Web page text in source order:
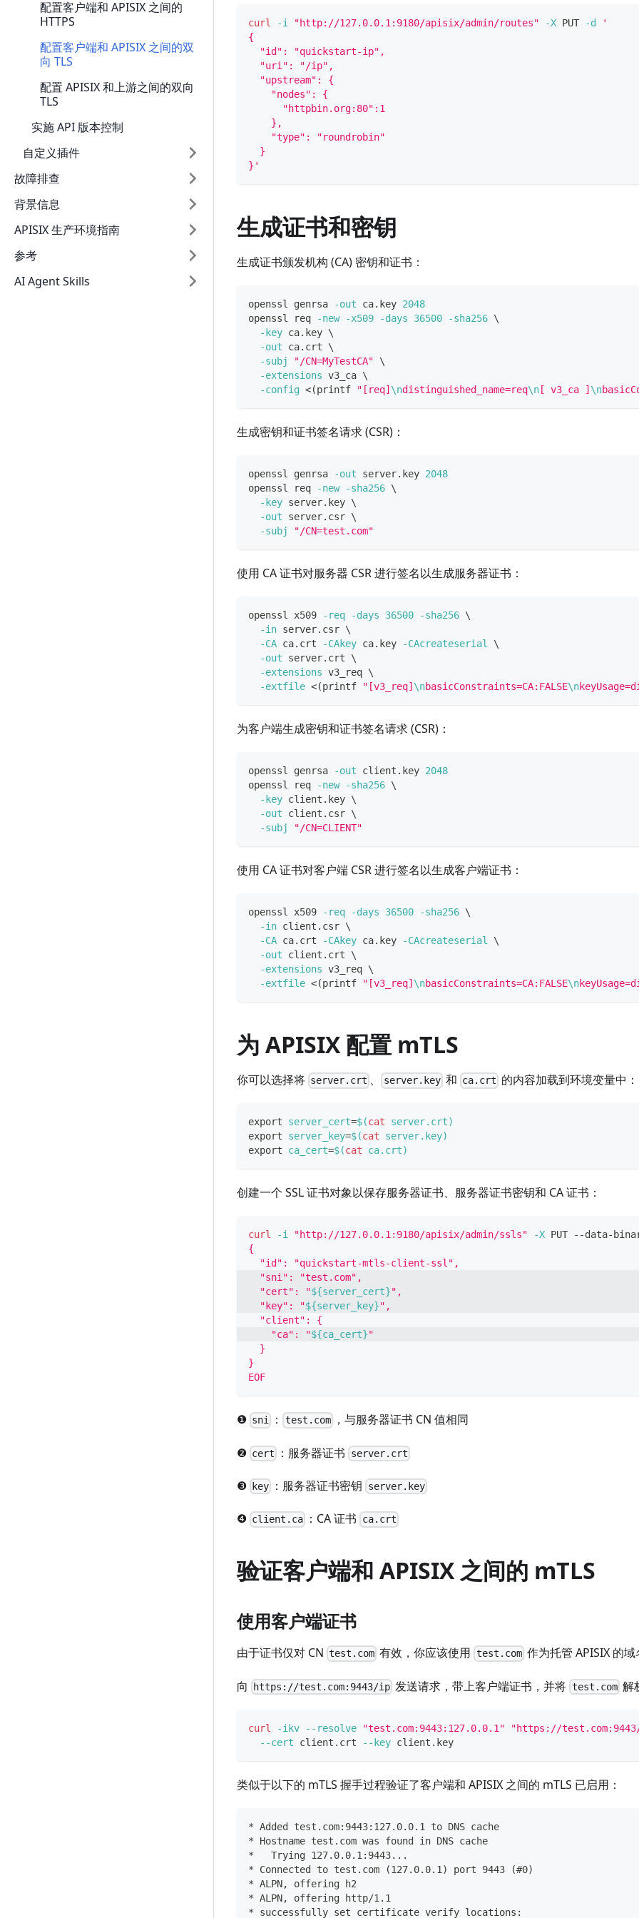
配置客户端和 APISIX 之间的
HTTPS
配置客户端和 APISIX 之间的双
向 TLS
配置 APISIX 和上游之间的双向
TLS
实施 API 版本控制
自定义插件
故障排查
背景信息
APISIX 生产环境指南
参考
AI Agent Skills
curl -i "http://127.0.0.1:9180/apisix/admin/routes" -X PUT -d
'
{
  "id": "quickstart-ip",
  "uri": "/ip",
  "upstream": {
    "nodes": {
      "httpbin.org:80":1
    },
    "type": "roundrobin"
  }
}'
生成证书和密钥
生成证书颁发机构 (CA) 密钥和证书：
openssl genrsa -out ca.key 2048
openssl req
-new -x509 -days 36500 -sha256 \
-key ca.key \
-out ca.crt \
-subj
"/CN=MyTestCA"
\
-extensions v3_ca \
-config <(printf "[req] \ndistinguished_name=req\n [ v3_ca ] \n
生成密钥和证书签名请求 (CSR)：
openssl genrsa -out server.key 2048
openssl req
-new -sha256 \
-key server.key \
-out server.csr \
-subj
"/CN=test.com"
使用 CA 证书对服务器 CSR 进行签名以生成服务器证书：
openssl x509 -req -days 36500 -sha256 \
-in server.csr \
-CA ca.crt -CAkey ca.key -CAcreateserial
\
-out server.crt \
-extensions v3_req \
-extfile <(printf "[v3_req] \nbasicConstraints=CA:FALSE\n
为客户端生成密钥和证书签名请求 (CSR)：
openssl genrsa -out client.key 2048
openssl req
-new -sha256 \
-key client.key \
-out client.csr \
-subj
"/CN=CLIENT"
使用 CA 证书对客户端 CSR 进行签名以生成客户端证书：
openssl x509 -req -days 36500 -sha256 \
-in client.csr \
-CA ca.crt -CAkey ca.key -CAcreateserial
\
-out client.crt \
-extensions v3_req \
-extfile <(printf "[v3_req] \nbasicConstraints=CA:FALSE\n
为 APISIX 配置 mTLS
你可以选择将 server.crt 、 server.key和 ca.crt 的内容加载到环境变量中：
export server_cert=$(cat server.crt)
export
server_key=$(cat server.key)
export
ca_cert=$(cat ca.crt)
创建一个 SSL 证书对象以保存服务器证书、服务器证书密钥和 CA 证书：
curl -i "http://127.0.0.1:9180/apisix/admin/ssls" -X PUT --data-
{
  "id": "quickstart-mtls-client-ssl",
  "sni": "test.com",
  "cert": "
${server_cert}",
  "key": "
${server_key}",
  "client": {
    "ca": "
${ca_cert}"
  }
}
EOF
❶ sni ： test.com，与服务器证书 CN 值相同
❷ cert ：服务器证书 server.crt
❸ key ：服务器证书密钥 server.key
❹ client.ca ：CA 证书 ca.crt
验证客户端和 APISIX 之间的 mTLS
使用客户端证书
由于证书仅对 CN test.com 有效，你应该使用 test.com作为托管 APISIX 的域
向 https://test.com:9443/ip 发送请求，带上客户端证书，并将 test.com解
curl -ikv --resolve "test.com:9443:127.0.0.1" "https://
--cert client.crt --key client.key
类似于以下的 mTLS 握手过程验证了客户端和 APISIX 之间的 mTLS 已启用：
* Added test.com:9443:127.0.0.1 to DNS cache
* Hostname test.com was found in DNS cache
*   Trying 127.0.0.1:9443...
* Connected to test.com (127.0.0.1) port 9443 (#0)
* ALPN, offering h2
* ALPN, offering http/1.1
* successfully set certificate verify locations: